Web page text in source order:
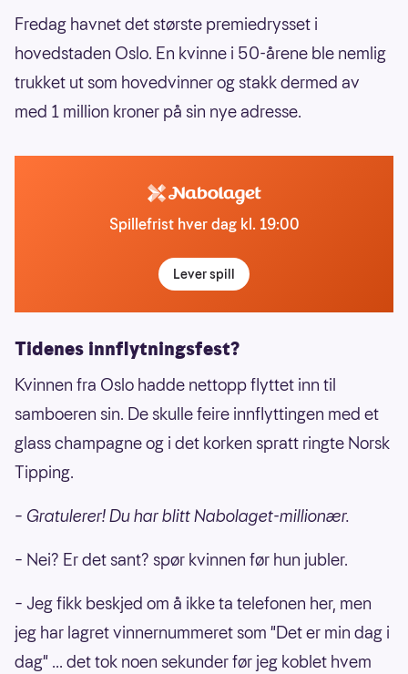
Fredag havnet det største premiedrysset i
hovedstaden Oslo. En kvinne i 50-årene ble nemlig
trukket ut som hovedvinner og stakk dermed av
med 1 million kroner på sin nye adresse.
Spillefrist hver dag kl. 19:00
Lever spill
Tidenes innflytningsfest?
Kvinnen fra Oslo hadde nettopp flyttet inn til
samboeren sin. De skulle feire innflyttingen med et
glass champagne og i det korken spratt ringte Norsk
Tipping.
– Gratulerer! Du har blitt Nabolaget-millionær.
– Nei? Er det sant? spør kvinnen før hun jubler.
– Jeg fikk beskjed om å ikke ta telefonen her, men
jeg har lagret vinnernummeret som "Det er min dag i
dag" ... det tok noen sekunder før jeg koblet hvem